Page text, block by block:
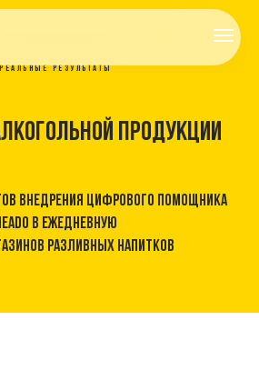
РЕАЛЬНЫЕ РЕЗУЛЬТАТЫ
продукции
внедрения цифрового помощника
в ежедневную
разливных напитков